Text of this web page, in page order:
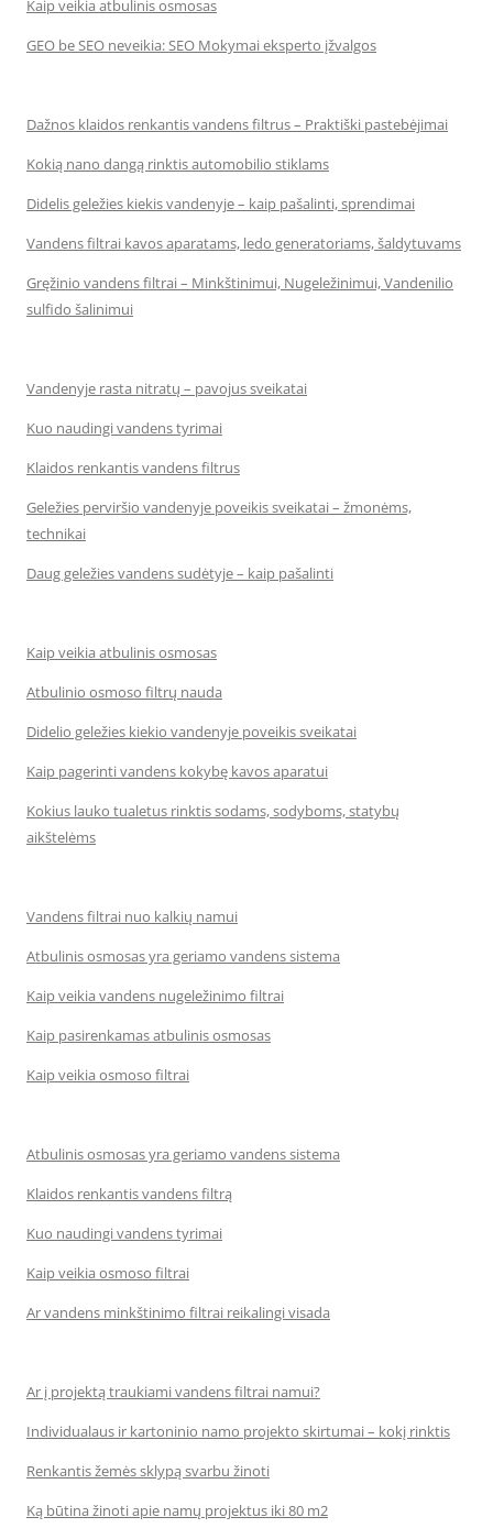
Kaip veikia atbulinis osmosas
GEO be SEO neveikia: SEO Mokymai eksperto įžvalgos
Dažnos klaidos renkantis vandens filtrus – Praktiški pastebėjimai
Kokią nano dangą rinktis automobilio stiklams
Didelis geležies kiekis vandenyje – kaip pašalinti, sprendimai
Vandens filtrai kavos aparatams, ledo generatoriams, šaldytuvams
Gręžinio vandens filtrai – Minkštinimui, Nugeležinimui, Vandenilio
sulfido šalinimui
Vandenyje rasta nitratų – pavojus sveikatai
Kuo naudingi vandens tyrimai
Klaidos renkantis vandens filtrus
Geležies perviršio vandenyje poveikis sveikatai – žmonėms,
technikai
Daug geležies vandens sudėtyje – kaip pašalinti
Kaip veikia atbulinis osmosas
Atbulinio osmoso filtrų nauda
Didelio geležies kiekio vandenyje poveikis sveikatai
Kaip pagerinti vandens kokybę kavos aparatui
Kokius lauko tualetus rinktis sodams, sodyboms, statybų
aikštelėms
Vandens filtrai nuo kalkių namui
Atbulinis osmosas yra geriamo vandens sistema
Kaip veikia vandens nugeležinimo filtrai
Kaip pasirenkamas atbulinis osmosas
Kaip veikia osmoso filtrai
Atbulinis osmosas yra geriamo vandens sistema
Klaidos renkantis vandens filtrą
Kuo naudingi vandens tyrimai
Kaip veikia osmoso filtrai
Ar vandens minkštinimo filtrai reikalingi visada
Ar į projektą traukiami vandens filtrai namui?
Individualaus ir kartoninio namo projekto skirtumai – kokį rinktis
Renkantis žemės sklypą svarbu žinoti
Ką būtina žinoti apie namų projektus iki 80 m2